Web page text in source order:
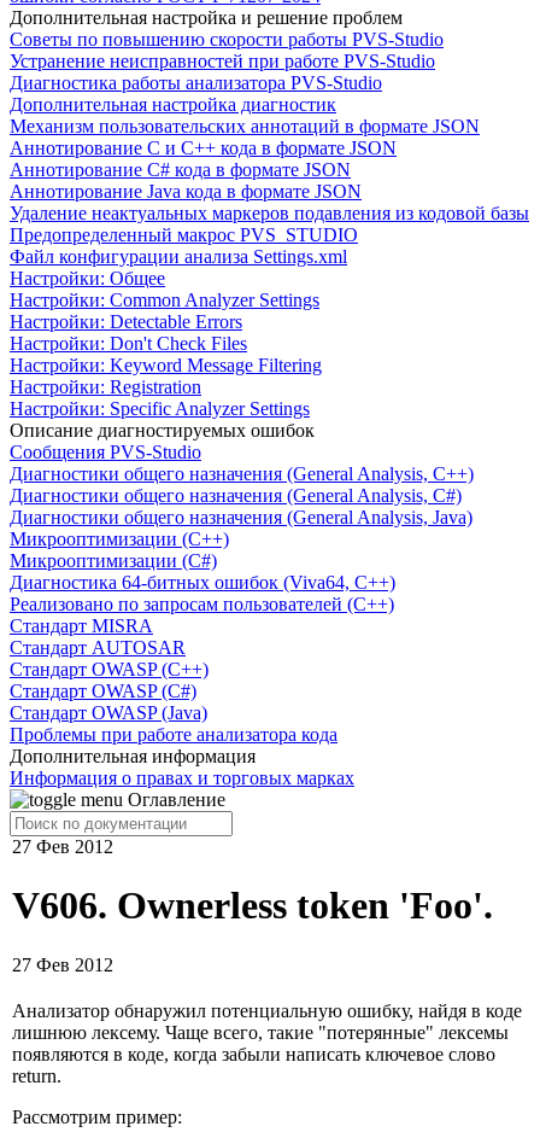
Дополнительная настройка и решение проблем
Советы по повышению скорости работы PVS-Studio
Устранение неисправностей при работе PVS-Studio
Диагностика работы анализатора PVS-Studio
Дополнительная настройка диагностик
Механизм пользовательских аннотаций в формате JSON
Аннотирование C и C++ кода в формате JSON
Аннотирование C# кода в формате JSON
Аннотирование Java кода в формате JSON
Удаление неактуальных маркеров подавления из кодовой базы
Предопределенный макрос PVS_STUDIO
Файл конфигурации анализа Settings.xml
Настройки: Общее
Настройки: Common Analyzer Settings
Настройки: Detectable Errors
Настройки: Don't Check Files
Настройки: Keyword Message Filtering
Настройки: Registration
Настройки: Specific Analyzer Settings
Описание диагностируемых ошибок
Сообщения PVS-Studio
Диагностики общего назначения (General Analysis, C++)
Диагностики общего назначения (General Analysis, C#)
Диагностики общего назначения (General Analysis, Java)
Микрооптимизации (C++)
Микрооптимизации (C#)
Диагностика 64-битных ошибок (Viva64, C++)
Реализовано по запросам пользователей (C++)
Cтандарт MISRA
Стандарт AUTOSAR
Стандарт OWASP (C++)
Стандарт OWASP (C#)
Стандарт OWASP (Java)
Проблемы при работе анализатора кода
Дополнительная информация
Информация о правах и торговых марках
Оглавление
27 Фев 2012
V606. Ownerless token 'Foo'.
27 Фев 2012
Анализатор обнаружил потенциальную ошибку, найдя в коде
лишнюю лексему. Чаще всего, такие "потерянные" лексемы
появляются в коде, когда забыли написать ключевое слово
return.
Рассмотрим пример: